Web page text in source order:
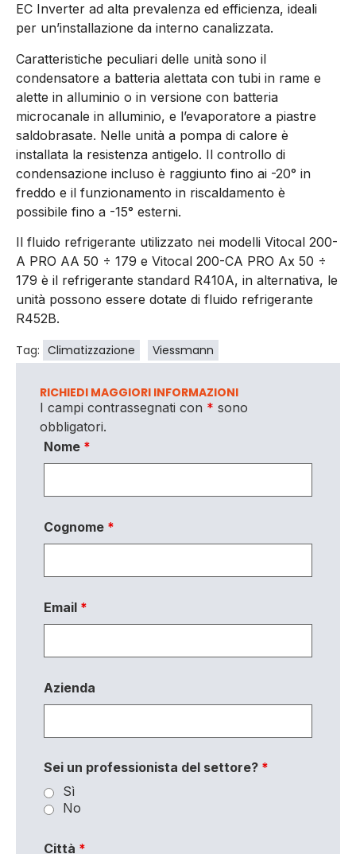
EC Inverter ad alta prevalenza ed efficienza, ideali
per un’installazione da interno canalizzata.
Caratteristiche peculiari delle unità sono il
condensatore a batteria alettata con tubi in rame e
alette in alluminio o in versione con batteria
microcanale in alluminio, e l’evaporatore a piastre
saldobrasate. Nelle unità a pompa di calore è
installata la resistenza antigelo. Il controllo di
condensazione incluso è raggiunto fino ai -20° in
freddo e il funzionamento in riscaldamento è
possibile fino a -15° esterni.
Il fluido refrigerante utilizzato nei modelli Vitocal 200-
A PRO AA 50 ÷ 179 e Vitocal 200-CA PRO Ax 50 ÷
179 è il refrigerante standard R410A, in alternativa, le
unità possono essere dotate di fluido refrigerante
R452B.
Tag: Climatizzazione Viessmann
RICHIEDI MAGGIORI INFORMAZIONI
I campi contrassegnati con * sono
obbligatori.
Nome *
Cognome *
Email *
Azienda
Sei un professionista del settore? *
Sì
No
Città *